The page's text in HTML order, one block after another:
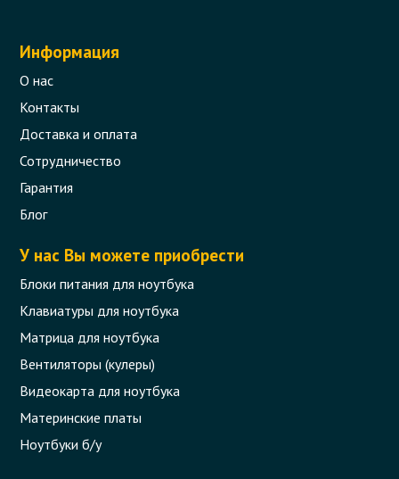
Информация
О нас
Контакты
Доставка и оплата
Сотрудничество
Гарантия
Блог
У нас Вы можете приобрести
Блоки питания для ноутбука
Клавиатуры для ноутбука
Матрица для ноутбука
Вентиляторы (кулеры)
Видеокарта для ноутбука
Материнские платы
Ноутбуки б/у